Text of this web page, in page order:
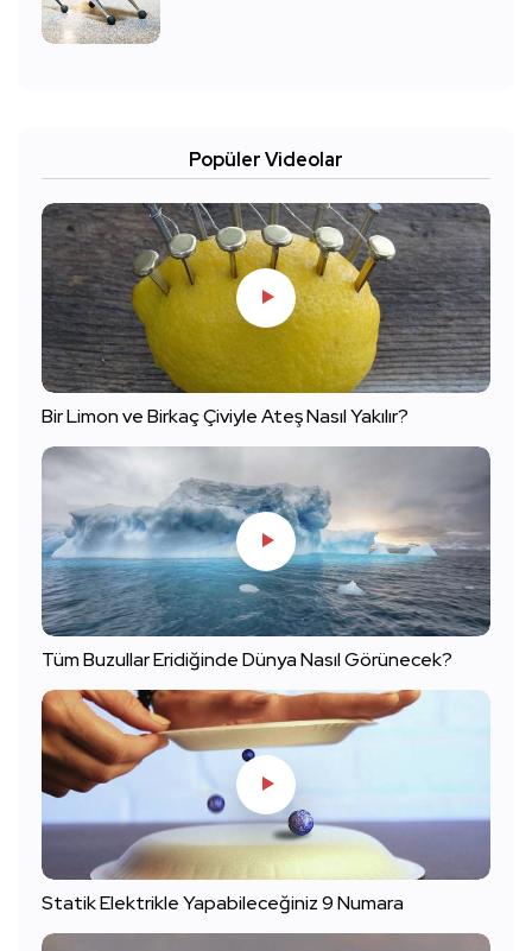
Popüler Videolar
Bir Limon ve Birkaç Çiviyle Ateş Nasıl Yakılır?
Tüm Buzullar Eridiğinde Dünya Nasıl Görünecek?
Statik Elektrikle Yapabileceğiniz 9 Numara